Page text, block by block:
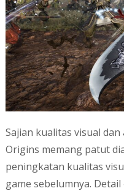
Sajian kualitas visual
Origins memang patut
peningkatan kualitas
game sebelumnya.